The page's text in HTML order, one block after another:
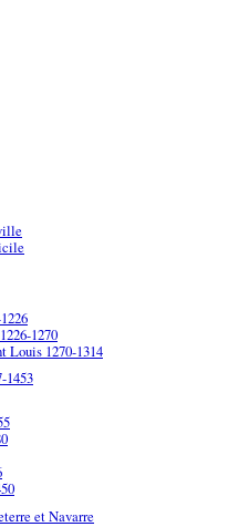
1270
Louis 1270-1314
1453
et Navarre